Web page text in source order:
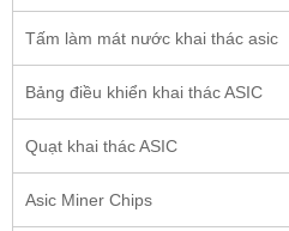
Tấm làm mát nước khai thác asic
Bảng điều khiển khai thác ASIC
Quạt khai thác ASIC
Asic Miner Chips